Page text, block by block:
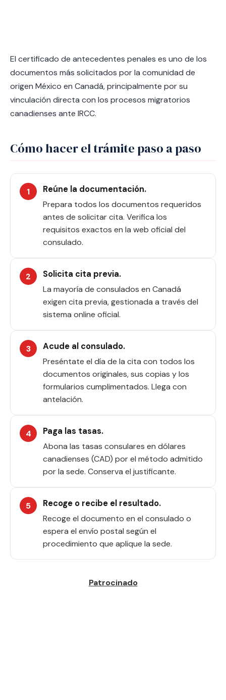
El certificado de antecedentes penales es uno de los
documentos más solicitados por la comunidad de
origen México en Canadá, principalmente por su
vinculación directa con los procesos migratorios
canadienses ante IRCC.
Cómo hacer el trámite paso a paso
Reúne la documentación.
Prepara todos los documentos requeridos
antes de solicitar cita. Verifica los
requisitos exactos en la web oficial del
consulado.
Solicita cita previa.
La mayoría de consulados en Canadá
exigen cita previa, gestionada a través del
sistema online oficial.
Acude al consulado.
Preséntate el día de la cita con todos los
documentos originales, sus copias y los
formularios cumplimentados. Llega con
antelación.
Paga las tasas.
Abona las tasas consulares en dólares
canadienses (CAD) por el método admitido
por la sede. Conserva el justificante.
Recoge o recibe el resultado.
Recoge el documento en el consulado o
espera el envío postal según el
procedimiento que aplique la sede.